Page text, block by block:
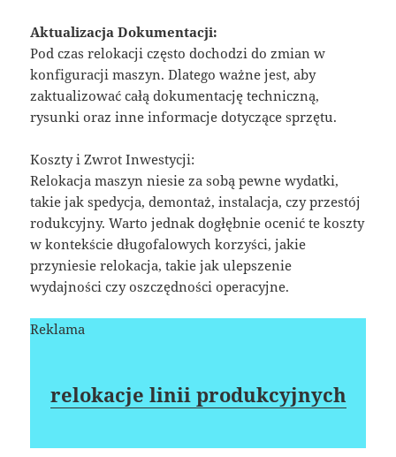
Aktualizacja Dokumentacji:
Pod czas relokacji często dochodzi do zmian w
konfiguracji maszyn. Dlatego ważne jest, aby
zaktualizować całą dokumentację techniczną,
rysunki oraz inne informacje dotyczące sprzętu.
Koszty i Zwrot Inwestycji:
Relokacja maszyn niesie za sobą pewne wydatki,
takie jak spedycja, demontaż, instalacja, czy przestój
rodukcyjny. Warto jednak dogłębnie ocenić te koszty
w kontekście długofalowych korzyści, jakie
przyniesie relokacja, takie jak ulepszenie
wydajności czy oszczędności operacyjne.
Reklama
relokacje linii produkcyjnych